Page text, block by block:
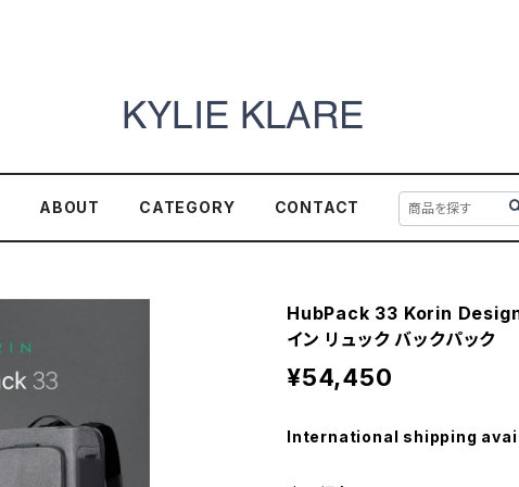
ABOUT CATEGORY CONTACT
HubPack 33 Korin Design
イン リュック バックパック
¥54,450
International shipping